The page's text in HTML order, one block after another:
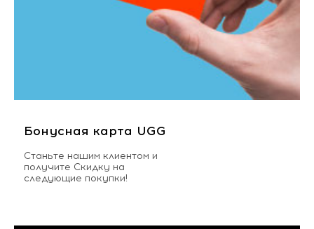
Бонусная карта UGG
Станьте нашим клиентом и
получите Скидку на
следующие покупки!